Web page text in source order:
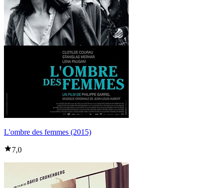
L'ombre des femmes (2015)
7,0